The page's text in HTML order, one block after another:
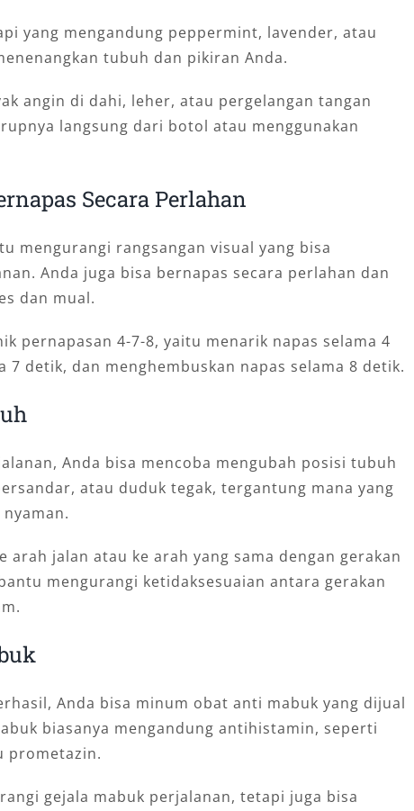
yang mengandung peppermint, lavender, atau
tubuh dan pikiran Anda.
angin di dahi, leher, atau pergelangan tangan
langsung dari botol atau menggunakan
Secara Perlahan
mengurangi rangsangan visual yang bisa
Anda juga bisa bernapas secara perlahan dan
dan mual.
pernapasan 4-7-8, yaitu menarik napas selama 4
7 detik, dan menghembuskan napas selama 8 detik.
Anda bisa mencoba mengubah posisi tubuh
atau duduk tegak, tergantung mana yang
arah jalan atau ke arah yang sama dengan gerakan
mengurangi ketidaksesuaian antara gerakan
Anda bisa minum obat anti mabuk yang dijual
biasanya mengandung antihistamin, seperti
prometazin.
gejala mabuk perjalanan, tetapi juga bisa